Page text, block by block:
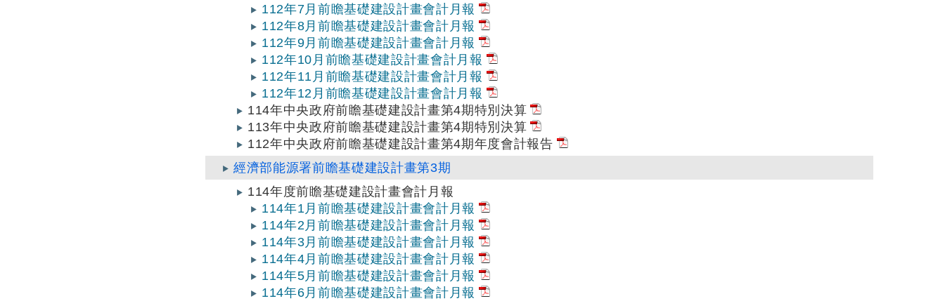
112年7月前瞻基礎建設計畫會計月報
112年8月前瞻基礎建設計畫會計月報
112年9月前瞻基礎建設計畫會計月報
112年10月前瞻基礎建設計畫會計月報
112年11月前瞻基礎建設計畫會計月報
112年12月前瞻基礎建設計畫會計月報
114年中央政府前瞻基礎建設計畫第4期特別決算
113年中央政府前瞻基礎建設計畫第4期特別決算
112年中央政府前瞻基礎建設計畫第4期年度會計報告
經濟部能源署前瞻基礎建設計畫第3期
114年度前瞻基礎建設計畫會計月報
114年1月前瞻基礎建設計畫會計月報
114年2月前瞻基礎建設計畫會計月報
114年3月前瞻基礎建設計畫會計月報
114年4月前瞻基礎建設計畫會計月報
114年5月前瞻基礎建設計畫會計月報
114年6月前瞻基礎建設計畫會計月報